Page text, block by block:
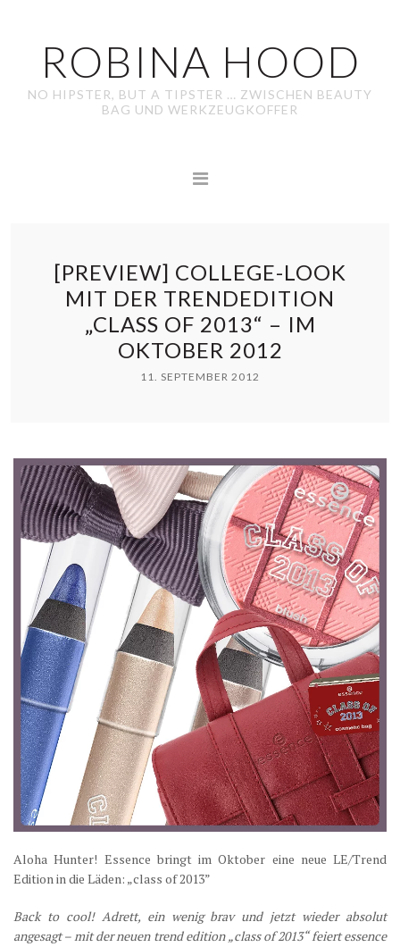
ROBINA HOOD
NO HIPSTER, BUT A TIPSTER … ZWISCHEN BEAUTY
BAG UND WERKZEUGKOFFER
[PREVIEW] COLLEGE-LOOK
MIT DER TRENDEDITION
„CLASS OF 2013“ – IM
OKTOBER 2012
11. SEPTEMBER 2012
Aloha Hunter! Essence bringt im Oktober eine neue LE/Trend
Edition in die Läden: „class of 2013”
Back to cool! Adrett, ein wenig brav und jetzt wieder absolut
angesagt – mit der neuen trend edition „class of 2013“ feiert essence